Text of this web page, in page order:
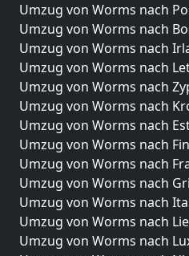
Umzug von Worms nach
Umzug von Worms nach
Umzug von Worms nach
Umzug von Worms nach
Umzug von Worms nach
Umzug von Worms nach
Umzug von Worms nach
Umzug von Worms nach
Umzug von Worms nach
Umzug von Worms nach
Umzug von Worms nach
Umzug von Worms nach
Umzug von Worms nach